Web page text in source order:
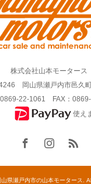
株式会社山本モータース
岡山県瀬戸内市邑久
22-1061 FAX：
使え
県瀬戸内市の山本モータース.